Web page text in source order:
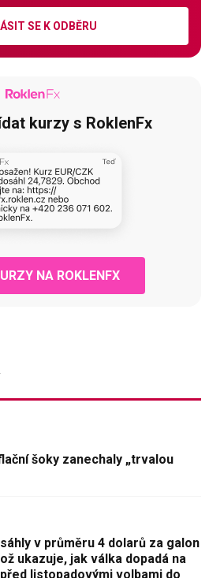
SE K ODBĚRU
kurzy s RoklenFx
NA ROKLENFX
šoky zanechaly „trvalou
v průměru 4 dolarů za galon
ukazuje, jak válka dopadá na
listopadovými volbami do